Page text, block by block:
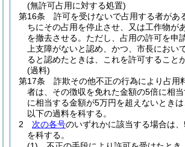
(無許可占用に対する処置)
第16条
許可を受けないで占用する者があ
ちにその占用を停止させ、又は工作物が
を撤去させる。 ただし、占用の許可を申
上支障がないと認め、かつ、市長におい
ると認めたときは、これを許可すること
(過料)
第17条
詐欺その他不正の行為により占用
者は、その徴収を免れた金額の5倍に相
に相当する金額が5万円を超えないとき
以下の過料を科する。
2
次の各号のいずれかに該当する場合は
を科する。